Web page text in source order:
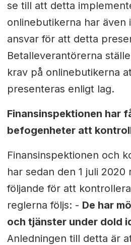
se till att detta
onlinebutikerna har även
ansvar för att detta
Betalleverantörerna
krav på onlinebutikerna
presenteras enligt lag.
Finansinspektionen har
befogenheter att
Finansinspektionen och
har sedan den 1 juli 2020
följande för att
reglerna följs: - De har
och tjänster under dold
Anledningen till detta är